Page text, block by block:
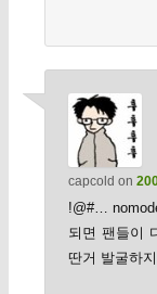
capcold on
!@#…
되면 팬들이
딴거 발굴하